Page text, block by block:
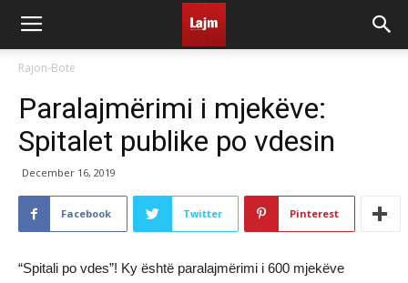
Rajon-Botë
Paralajmërimi i mjekëve:
Spitalet publike po vdesin
December 16, 2019
Facebook Twitter Pinterest
“Spitali po vdes”! Ky është paralajmërimi i 600 mjekëve